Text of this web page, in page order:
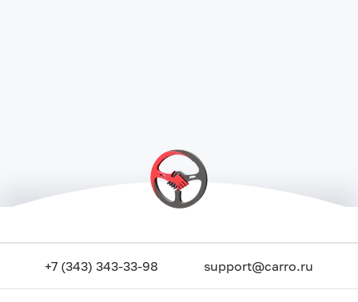
+7 (343) 343-33-98 support@carro.ru